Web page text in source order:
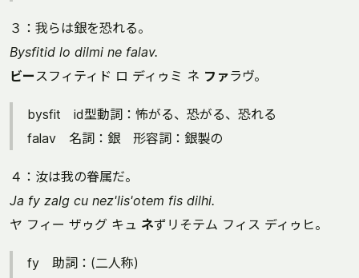
３：我らは銀を恐れる。
Bysfitid lo dilmi ne falav.
ビースフィティド ロ ディゥミ ネ ファラヴ。
bysfit id型動詞：怖がる、恐がる、恐れる
falav 名詞：銀 形容詞：銀製の
４：汝は我の眷属だ。
Ja fy zalg cu nez'lis'otem fis dilhi.
ヤ フィー ザゥグ キュ ネずリそテム フィス ディゥヒ。
fy 助詞：(二人称)